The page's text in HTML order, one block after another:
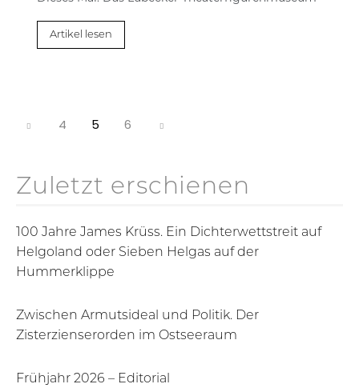
Artikel lesen
4 5 6
Zuletzt erschienen
100 Jahre James Krüss. Ein Dichterwettstreit auf
Helgoland oder Sieben Helgas auf der
Hummerklippe
Zwischen Armutsideal und Politik. Der
Zisterzienserorden im Ostseeraum
Frühjahr 2026 – Editorial